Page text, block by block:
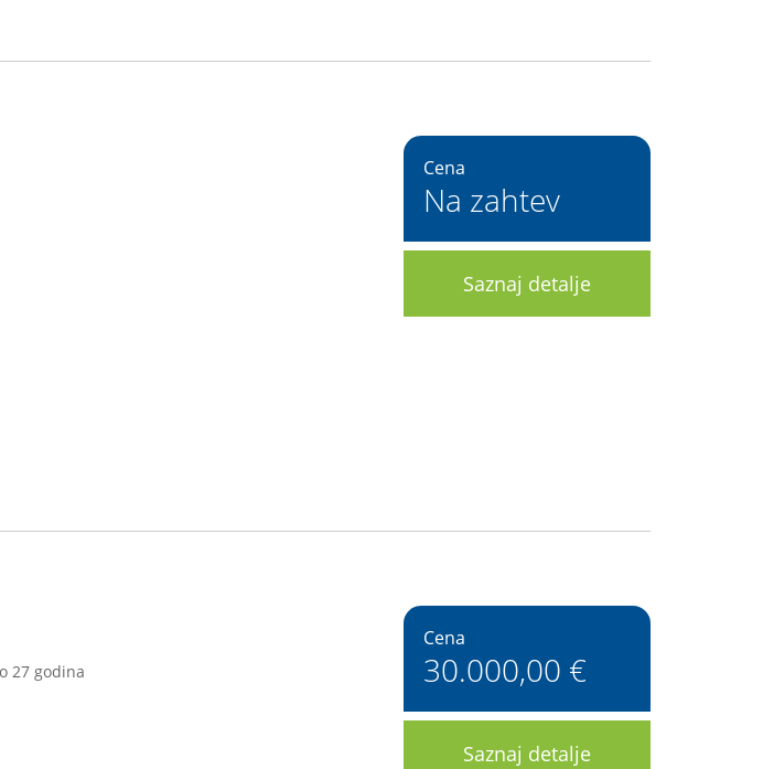
Cena
Na zahtev
Saznaj detalje
27 godina
Cena
30.000,00 €
Saznaj detalje